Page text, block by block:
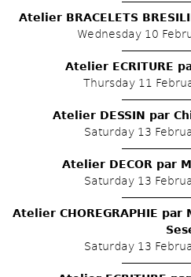
Atelier BRACELETS
Wednesday 10
Atelier ECRITURE
Thursday 11
Atelier DESSIN par
Saturday 13
Atelier DECOR par
Saturday 13
Atelier CHOREGRAPHIE
Saturday 13